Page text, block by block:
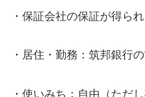
・保証会社の保証が得ら
・居住・勤務：筑邦銀行
・使いみち：自由（ただ